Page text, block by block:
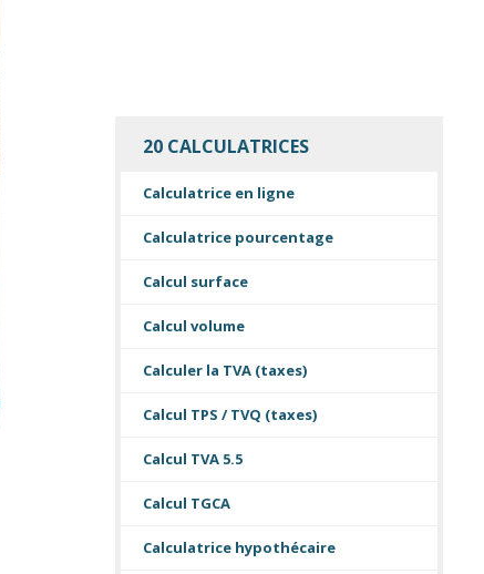
20 CALCULATRICES
Calculatrice en ligne
Calculatrice pourcentage
Calcul surface
Calcul volume
Calculer la TVA (taxes)
Calcul TPS / TVQ (taxes)
Calcul TVA 5.5
Calcul TGCA
Calculatrice hypothécaire